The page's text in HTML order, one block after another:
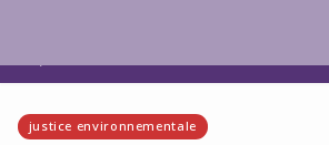
justice environnementale